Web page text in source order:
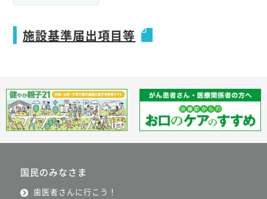
施設基準届出項目等
国民のみなさま
歯医者さんに行こう！